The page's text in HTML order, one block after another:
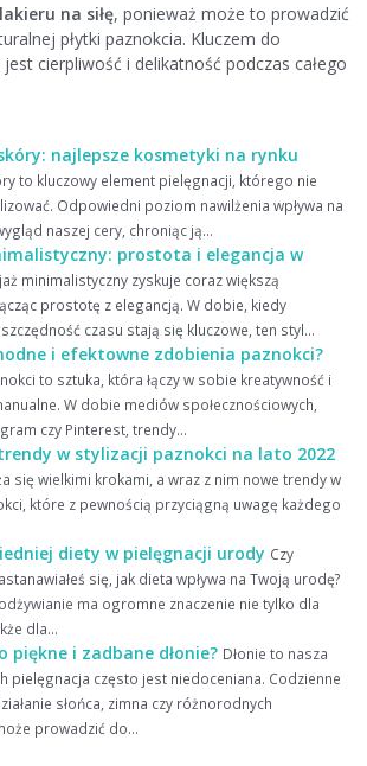
na siłę, ponieważ może to prowadzić
płytki paznokcia. Kluczem do
cierpliwość i delikatność podczas całego
najlepsze kosmetyki na rynku
to kluczowy element pielęgnacji, którego nie
Odpowiedni poziom nawilżenia wpływa na
naszej cery, chroniąc ją...
prostota i elegancja w
minimalistyczny zyskuje coraz większą
prostotę z elegancją. W dobie, kiedy
czasu stają się kluczowe, ten styl...
i efektowne zdobienia paznokci?
to sztuka, która łączy w sobie kreatywność i
W dobie mediów społecznościowych,
czy Pinterest, trendy...
w stylizacji paznokci na lato 2022
się wielkimi krokami, a wraz z nim nowe trendy w
które z pewnością przyciągną uwagę każdego
diety w pielęgnacji urody Czy
się, jak dieta wpływa na Twoją urodę?
ma ogromne znaczenie nie tylko dla
dla...
piękne i zadbane dłonie? Dłonie to nasza
pielęgnacja często jest niedoceniana. Codzienne
słońca, zimna czy różnorodnych
prowadzić do...